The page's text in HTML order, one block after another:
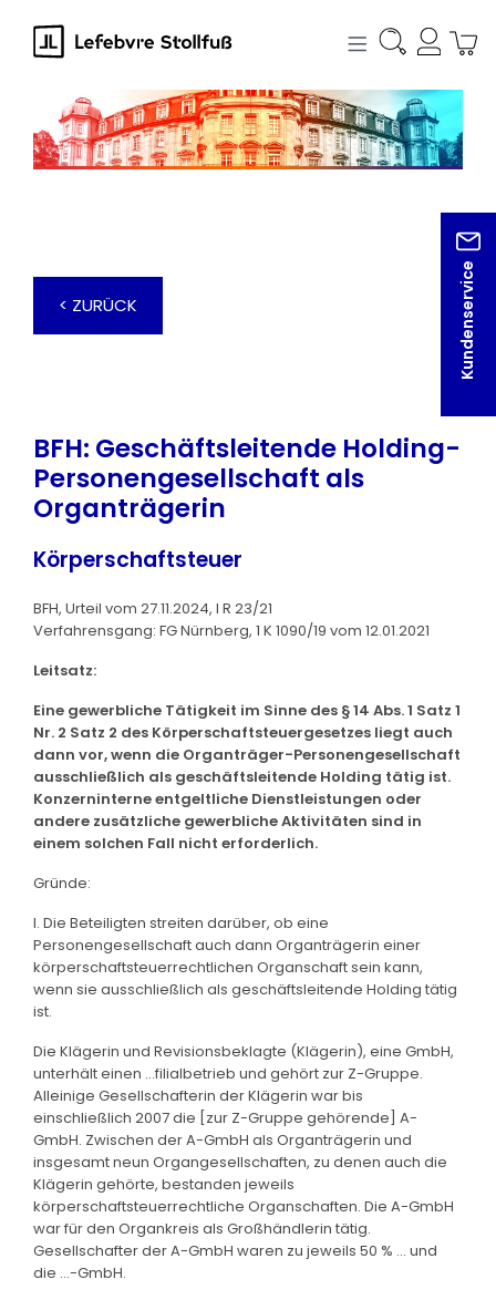
springen
Kundenservice
< ZURÜCK
BFH: Geschäftsleitende Holding-
Personengesellschaft als
Organträgerin
Körperschaftsteuer
BFH, Urteil vom 27.11.2024, I R 23/21
Verfahrensgang: FG Nürnberg, 1 K 1090/19 vom 12.01.2021
Leitsatz:
Eine gewerbliche Tätigkeit im Sinne des § 14 Abs. 1 Satz 1
Nr. 2 Satz 2 des Körperschaftsteuergesetzes liegt auch
dann vor, wenn die Organträger-Personengesellschaft
ausschließlich als geschäftsleitende Holding tätig ist.
Konzerninterne entgeltliche Dienstleistungen oder
andere zusätzliche gewerbliche Aktivitäten sind in
einem solchen Fall nicht erforderlich.
Gründe:
I. Die Beteiligten streiten darüber, ob eine
Personengesellschaft auch dann Organträgerin einer
körperschaftsteuerrechtlichen Organschaft sein kann,
wenn sie ausschließlich als geschäftsleitende Holding tätig
ist.
Die Klägerin und Revisionsbeklagte (Klägerin), eine GmbH,
unterhält einen ...filialbetrieb und gehört zur Z-Gruppe.
Alleinige Gesellschafterin der Klägerin war bis
einschließlich 2007 die [zur Z-Gruppe gehörende] A-
GmbH. Zwischen der A-GmbH als Organträgerin und
insgesamt neun Organgesellschaften, zu denen auch die
Klägerin gehörte, bestanden jeweils
körperschaftsteuerrechtliche Organschaften. Die A-GmbH
war für den Organkreis als Großhändlerin tätig.
Gesellschafter der A-GmbH waren zu jeweils 50 % ... und
die ...-GmbH.